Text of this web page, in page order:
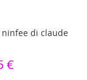
ninfee di claude
€